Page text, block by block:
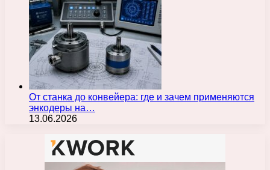
От станка до конвейера: где и зачем применяются
энкодеры на…
13.06.2026